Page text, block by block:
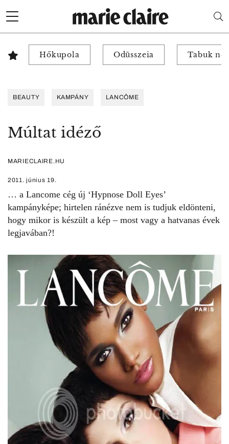
Hőkupola Odüsszeia Tabuk
BEAUTY KAMPÁNY LANCÔME
Múltat idéző
MARIECLAIRE.HU
2011. június 19.
… a Lancome cég új ‘Hypnose Doll Eyes’
kampányképe; hirtelen ránézve nem is tudjuk eldönteni,
hogy mikor is készült a kép – most vagy a hatvanas évek
legjavában?!